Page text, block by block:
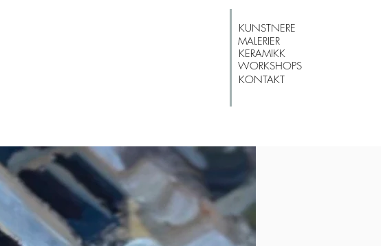
KUNSTNERE
WORKSHOPS
MALERIER
KERAMIKK
KONTAKT